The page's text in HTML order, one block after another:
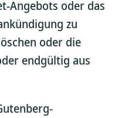
Angebots oder das
zu
oder die
endgültig aus